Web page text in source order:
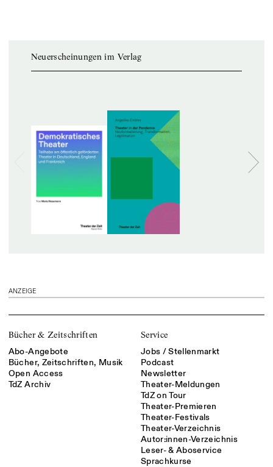
Neuerscheinungen im Verlag
ANZEIGE
Bücher & Zeitschriften
Abo-Angebote
Bücher, Zeitschriften, Musik
Open Access
TdZ Archiv
Service
Jobs / Stellenmarkt
Podcast
Newsletter
Theater-Meldungen
TdZ on Tour
Theater-Premieren
Theater-Festivals
Theater-Verzeichnis
Autor:innen-Verzeichnis
Leser- & Aboservice
Sprachkurse